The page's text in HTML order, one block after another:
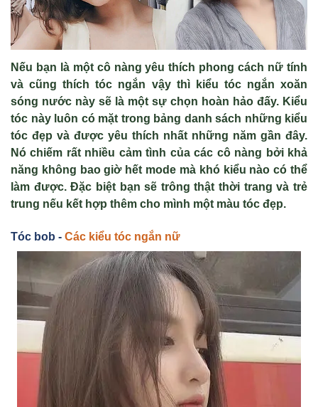
Nếu bạn l à một cô nàng yêu thích phong cách nữ tính
và cũng thích tóc ngắn vậy thì kiểu tóc ngắn xoăn
sóng nước này sẽ l à một sự chọn hoàn hảo đấy. Kiểu
tóc này luôn có mặt trong bảng danh sách những kiểu
tóc đẹp và được yêu thích nhất những năm gần đây.
Nó chiếm rất nhiều cảm tình của các cô nàng bởi khả
năng không bao giờ hết mode mà khó kiểu nào có thể
àm được. Đặc biệt bạn sẽ trông thật thời trang và trẻ
trung nếu kết hợp thêm cho mình một màu tóc đẹp.
Tóc bob - Các kiểu tóc ngắn nữ